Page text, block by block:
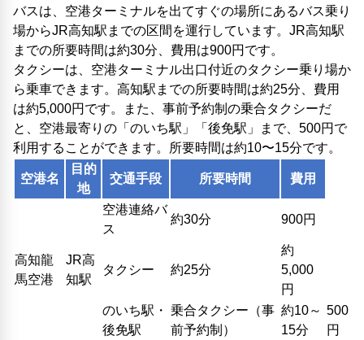
バスは、空港ターミナルを出てすぐの場所にあるバス乗り
場からJR高知駅までの区間を運行しています。JR高知駅
までの所要時間は約30分、費用は900円です。
タクシーは、空港ターミナル出口付近のタクシー乗り場か
ら乗車できます。高知駅までの所要時間は約25分、費用
は約5,000円です。また、事前予約制の乗合タクシーだ
と、空港最寄りの「のいち駅」「後免駅」まで、500円で
利用することができます。所要時間は約10〜15分です。
空港名
目的
地
交通手段 所要時間 費用
高知龍
馬空港
JR高
知駅
空港連絡バ
ス
約30分 900円
タクシー 約25分
約
5,000
円
のいち駅・
後免駅
乗合タクシー（事
前予約制）
約10～
15分
500
円